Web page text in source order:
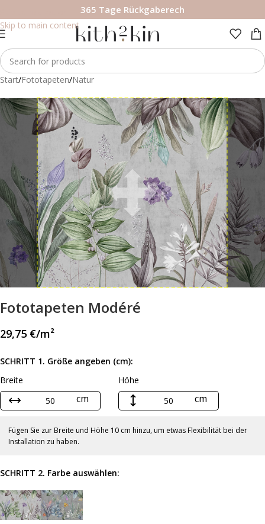
Skip to main content
365 Tage Rückgaberech
Start/Fototapeten/Natur
Fototapeten Modéré
29,75 €/m²
SCHRITT 1. Größe angeben (cm):
Breite
cm
Höhe
cm
Fügen Sie zur Breite und Höhe 10 cm hinzu, um etwas Flexibilität bei der
Installation zu haben.
SCHRITT 2. Farbe auswählen: